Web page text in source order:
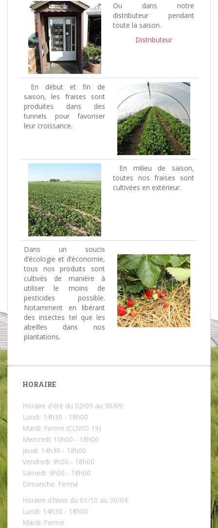
Ou dans notre
distributeur pendant
toute la saison.
Distributeur
En début et fin de
saison, les fraises sont
produites dans des
tunnels pour favoriser
leur croissance.
En milieu de saison,
toutes nos fraises sont
cultivées en extérieur.
Dans un soucis
d’écologie et d’économie,
tous nos produits sont
cultivés de manière à
utiliser le moins de
pesticides possible.
Notamment en libérant
des insectes tel que les
abeilles dans nos
plantations.
HORAIRE
Horaire d'été du 02/05 au 30/09:
Lundi: 14h30 - 18h00
Mardi: Fermé (COVID 19)
Mercredi: 10h00 - 18h00
Jeudi: 14h30 - 18h00
Vendredi: 9h00 - 18h00
Samedi: 9h00 - 18h00
Dimanche: Fermé
Horaire d'hiver du 01/10 au 30/04:
Lundi: 14h30 - 18h00
Mardi: Fermé